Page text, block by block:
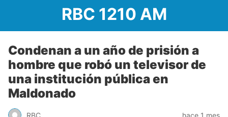
RBC 1210 AM
Condenan a un año de prisión a
hombre que robó un televisor de
una institución pública en
Maldonado
RBC hace 1 mes